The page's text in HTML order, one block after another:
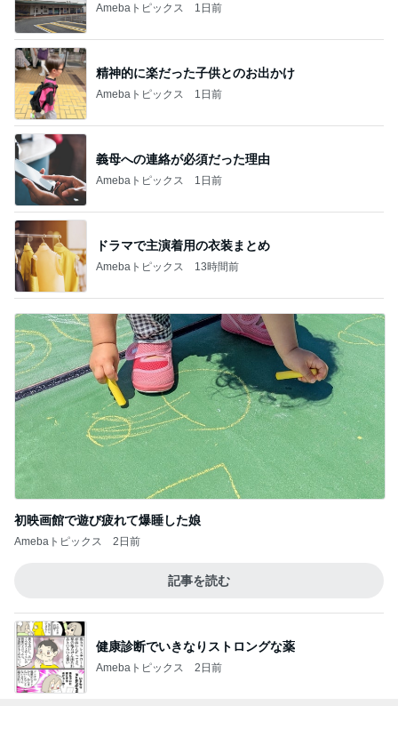
Amebaトピックス 1日前
精神的に楽だった子供とのお出かけ
Amebaトピックス 1日前
義母への連絡が必須だった理由
Amebaトピックス 1日前
ドラマで主演着用の衣装まとめ
Amebaトピックス 13時間前
初映画館で遊び疲れて爆睡した娘
Amebaトピックス 2日前
記事を読む
健康診断でいきなりストロングな薬
Amebaトピックス 2日前